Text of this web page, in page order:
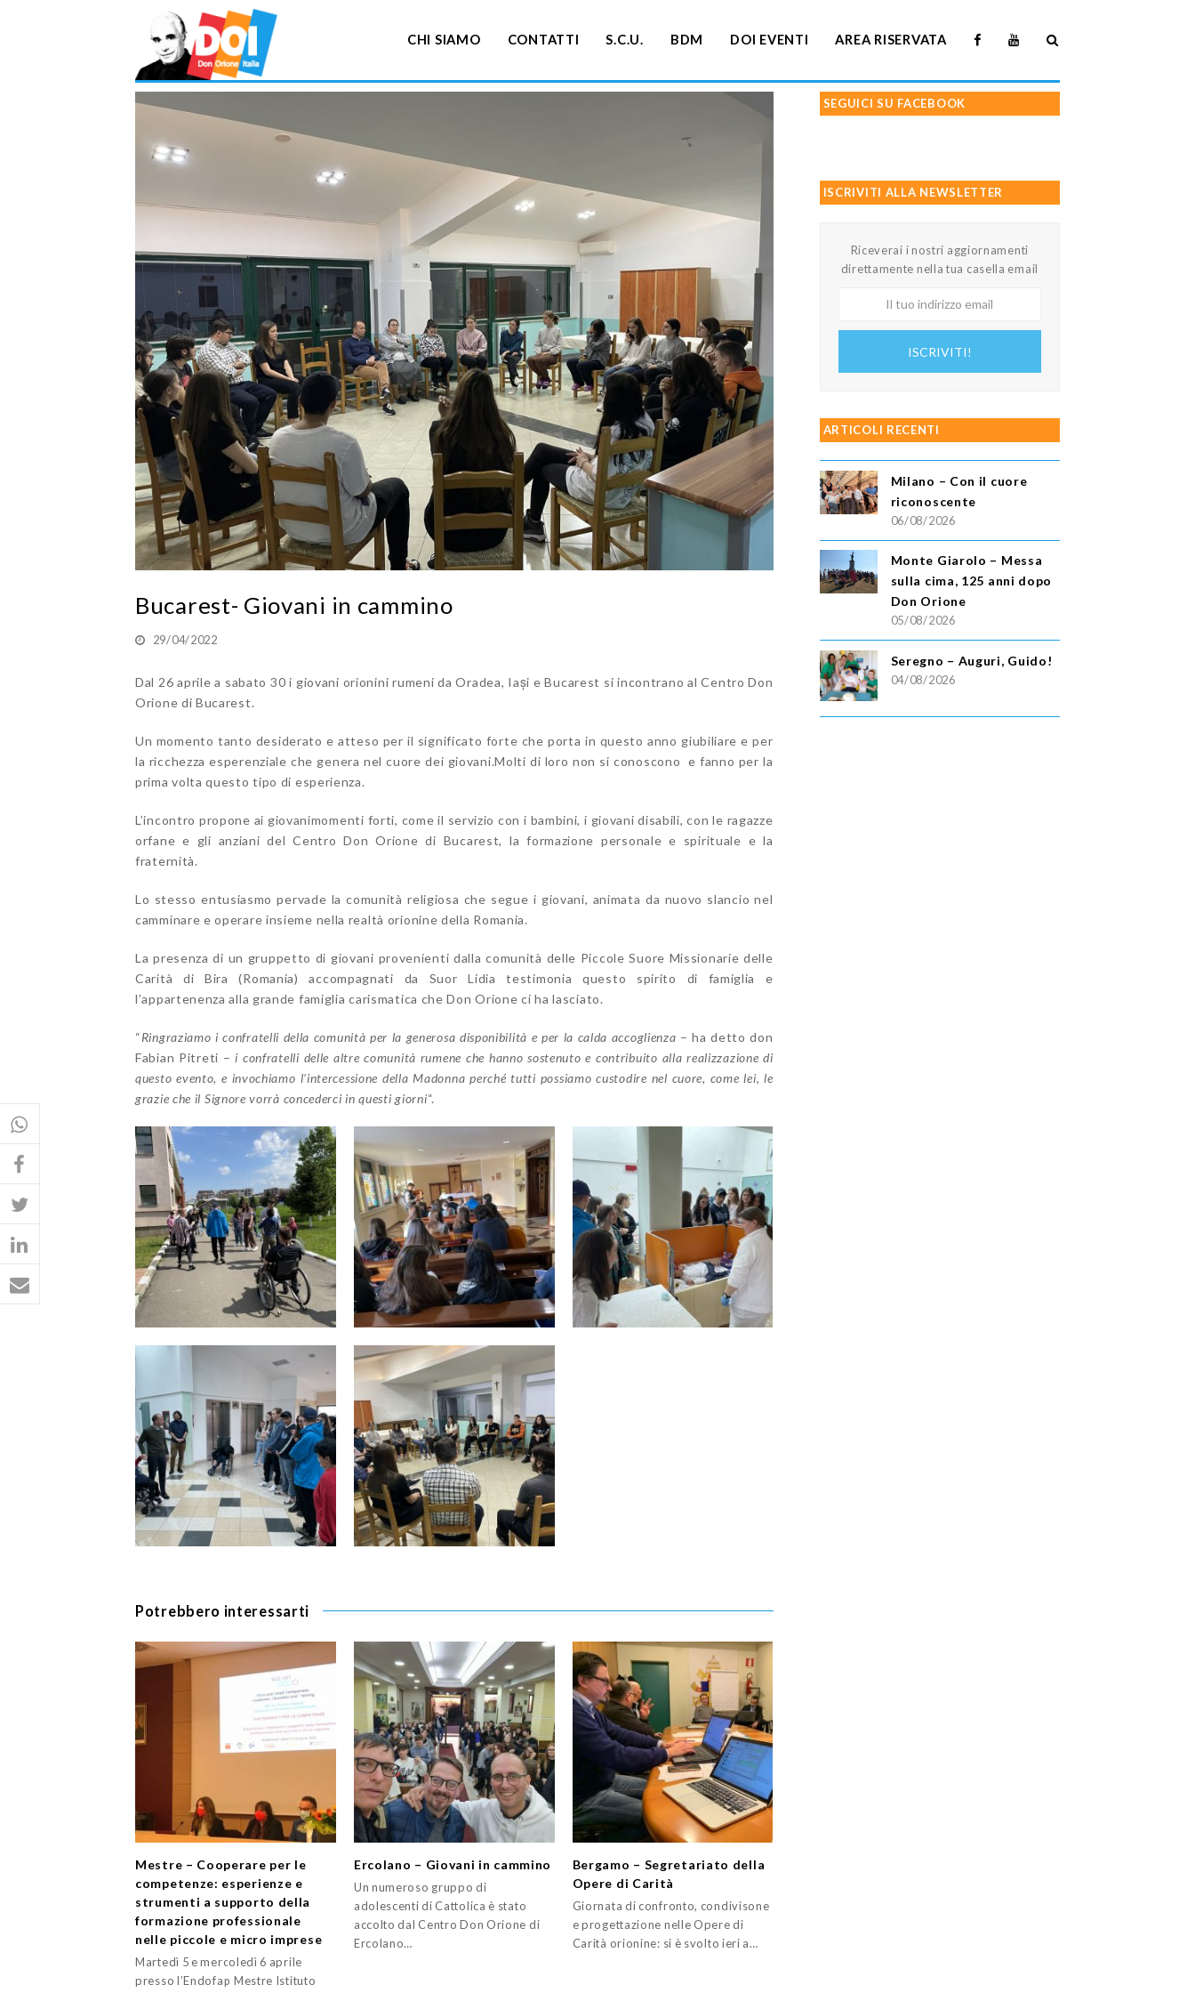
CHI SIAMO CONTATTI S.C.U. BDM DOI EVENTI AREA RISERVATA
Bucarest- Giovani in cammino
29/04/2022
Dal 26 aprile a sabato 30 i giovani orionini rumeni da Oradea, Iași e Bucarest si incontrano al Centro Don
Orione di Bucarest.
Un momento tanto desiderato e atteso per il significato forte che porta in questo anno giubiliare e per
la ricchezza esperenziale che genera nel cuore dei giovani.Molti di loro non si conoscono e fanno per la
prima volta questo tipo di esperienza.
L’incontro propone ai giovanimomenti forti, come il servizio con i bambini, i giovani disabili, con le ragazze
orfane e gli anziani del Centro Don Orione di Bucarest, la formazione personale e spirituale e la
fraternità.
Lo stesso entusiasmo pervade la comunità religiosa che segue i giovani, animata da nuovo slancio nel
camminare e operare insieme nella realtà orionine della Romania.
La presenza di un gruppetto di giovani provenienti dalla comunità delle Piccole Suore Missionarie delle
Carità di Bira (Romania) accompagnati da Suor Lidia testimonia questo spirito di famiglia e
l’appartenenza alla grande famiglia carismatica che Don Orione ci ha lasciato.
“Ringraziamo i confratelli della comunità per la generosa disponibilità e per la calda accoglienza – ha detto don
Fabian Pitreti – i confratelli delle altre comunità rumene che hanno sostenuto e contribuito alla realizzazione di
questo evento, e invochiamo l’intercessione della Madonna perché tutti possiamo custodire nel cuore, come lei, le
grazie che il Signore vorrà concederci in questi giorni“.
Potrebbero interessarti
Mestre – Cooperare per le
competenze: esperienze e
strumenti a supporto della
formazione professionale
nelle piccole e micro imprese
Martedì 5 e mercoledì 6 aprile
presso l’Endofap Mestre Istituto
Ercolano – Giovani in cammino
Un numeroso gruppo di
adolescenti di Cattolica è stato
accolto dal Centro Don Orione di
Ercolano…
Bergamo – Segretariato della
Opere di Carità
Giornata di confronto, condivisone
e progettazione nelle Opere di
Carità orionine: si è svolto ieri a…
SEGUICI SU FACEBOOK
ISCRIVITI ALLA NEWSLETTER
Riceverai i nostri aggiornamenti
direttamente nella tua casella email
ISCRIVITI!
ARTICOLI RECENTI
Milano – Con il cuore
riconoscente
06/08/2026
Monte Giarolo – Messa
sulla cima, 125 anni dopo
Don Orione
05/08/2026
Seregno – Auguri, Guido!
04/08/2026